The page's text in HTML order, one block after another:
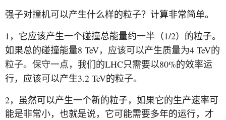
强子对撞机可以产生什么样的粒子？计算非常简单。
1 ，它应该产生一个碰撞总能量约一半（ 1/2）的粒子。
如果总的碰撞能量8 TeV，应该可以产生质量为4 TeV的
粒子。保守一点，我们的LHC只需要以80%的效率运
行，应该可以产生3.2 TeV的粒子。
2，虽然可以产生一个新的粒子，如果它的生产速率可
能是非常小，也就是说，它可能需要多年的运行，才